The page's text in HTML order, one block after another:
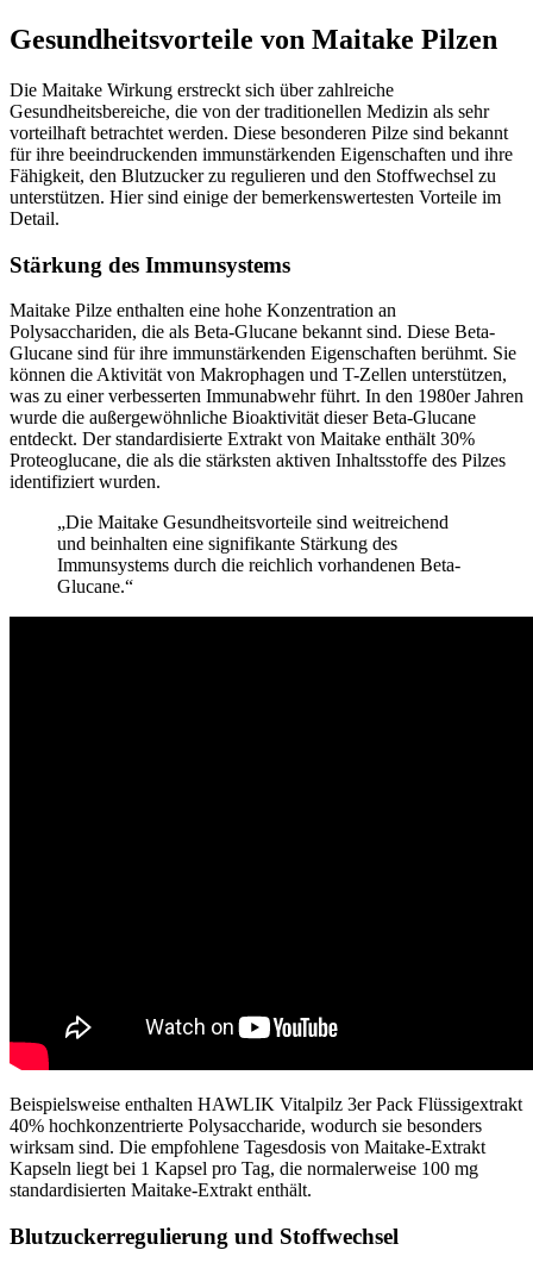
Gesundheitsvorteile von Maitake Pilzen
Die Maitake Wirkung erstreckt sich über zahlreiche
Gesundheitsbereiche, die von der traditionellen Medizin als sehr
vorteilhaft betrachtet werden. Diese besonderen Pilze sind bekannt
für ihre beeindruckenden immunstärkenden Eigenschaften und ihre
Fähigkeit, den Blutzucker zu regulieren und den Stoffwechsel zu
unterstützen. Hier sind einige der bemerkenswertesten Vorteile im
Detail.
Stärkung des Immunsystems
Maitake Pilze enthalten eine hohe Konzentration an
Polysacchariden, die als Beta-Glucane bekannt sind. Diese Beta-
Glucane sind für ihre immunstärkenden Eigenschaften berühmt. Sie
können die Aktivität von Makrophagen und T-Zellen unterstützen,
was zu einer verbesserten Immunabwehr führt. In den 1980er Jahren
wurde die außergewöhnliche Bioaktivität dieser Beta-Glucane
entdeckt. Der standardisierte Extrakt von Maitake enthält 30%
Proteoglucane, die als die stärksten aktiven Inhaltsstoffe des Pilzes
identifiziert wurden.
„Die Maitake Gesundheitsvorteile sind weitreichend
und beinhalten eine signifikante Stärkung des
Immunsystems durch die reichlich vorhandenen Beta-
Glucane.“
Beispielsweise enthalten HAWLIK Vitalpilz 3er Pack Flüssigextrakt
40% hochkonzentrierte Polysaccharide, wodurch sie besonders
wirksam sind. Die empfohlene Tagesdosis von Maitake-Extrakt
Kapseln liegt bei 1 Kapsel pro Tag, die normalerweise 100 mg
standardisierten Maitake-Extrakt enthält.
Blutzuckerregulierung und Stoffwechsel